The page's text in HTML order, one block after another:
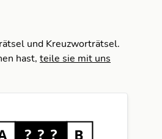
und Kreuzworträtsel.
hast, teile sie mit uns